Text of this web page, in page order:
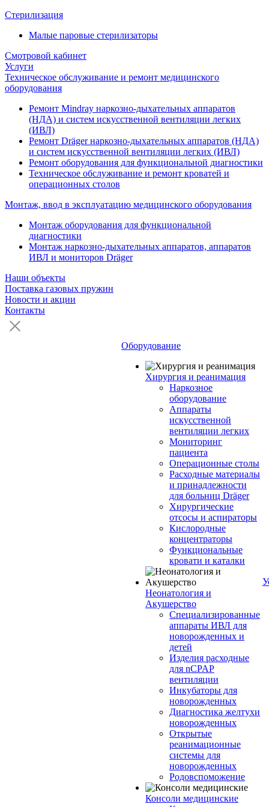
Стерилизация
Малые паровые стерилизаторы
Смотровой кабинет
Услуги
Техническое обслуживание и ремонт медицинского
оборудования
Ремонт Mindray наркозно-дыхательных аппаратов
(НДА) и систем искусственной вентиляции легких
(ИВЛ)
Ремонт Dräger наркозно-дыхательных аппаратов (НДА)
и систем искусственной вентиляции легких (ИВЛ)
Ремонт оборудования для функциональной диагностики
Техническое обслуживание и ремонт кроватей и
операционных столов
Монтаж, ввод в эксплуатацию медицинского оборудования
Монтаж оборудования для функциональной
диагностики
Монтаж наркозно-дыхательных аппаратов, аппаратов
ИВЛ и мониторов Dräger
Наши объекты
Поставка газовых пружин
Новости и акции
Контакты
Оборудование
Хирургия и реанимация
Наркозное
оборудование
Аппараты
искусственной
вентиляции легких
Мониторинг
пациента
Операционные столы
Расходные материалы
и принадлежности
для больниц Dräger
Хирургические
отсосы и аспираторы
Кислородные
концентраторы
Функциональные
кровати и каталки
Неонатология и
Акушерство
Специализированные
аппараты ИВЛ для
новорожденных и
детей
Изделия расходные
для nCPAP
вентиляции
Инкубаторы для
новорожденных
Диагностика желтухи
новорожденных
Открытые
реанимационные
системы для
новорожденных
Родовспоможение
Консоли медицинские